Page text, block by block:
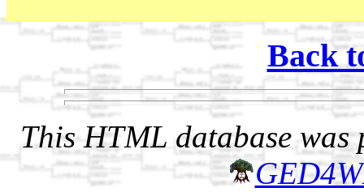
Back
This HTML database was